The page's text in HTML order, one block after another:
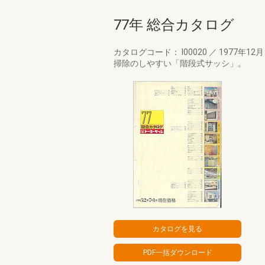
77年 総合カタログ
カタログコード： I00020 ／ 1977年12月
掃除のしやすい「階段式サッシ」。